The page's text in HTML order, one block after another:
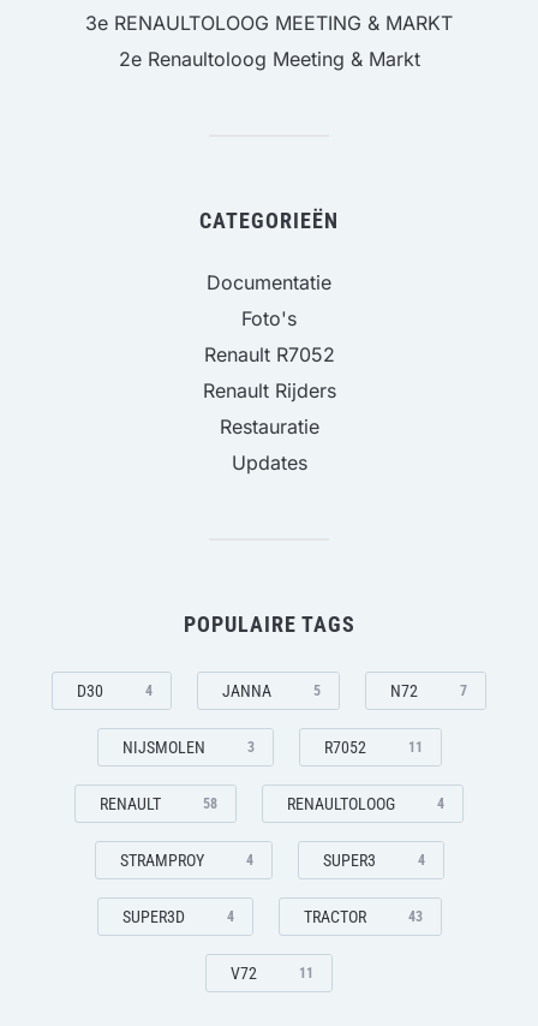
3e RENAULTOLOOG MEETING & MARKT
2e Renaultoloog Meeting & Markt
CATEGORIEËN
Documentatie
Foto's
Renault R7052
Renault Rijders
Restauratie
Updates
POPULAIRE TAGS
D30 4 JANNA 5 N72 7
NIJSMOLEN 3 R7052 11
RENAULT 58 RENAULTOLOOG 4
STRAMPROY 4 SUPER3 4
SUPER3D 4 TRACTOR 43
V72 11